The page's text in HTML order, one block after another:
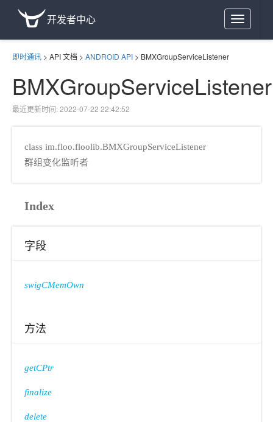
Toggle
navigation
开发者中心
即时通讯 > API 文档 > ANDROID API > BMXGroupServiceListener
BMXGroupServiceListener
最近更新时间: 2022-07-22 22:42:52
class im.floo.floolib.BMXGroupServiceListener
群组变化监听者
Index
字段
swigCMemOwn
方法
getCPtr
finalize
delete